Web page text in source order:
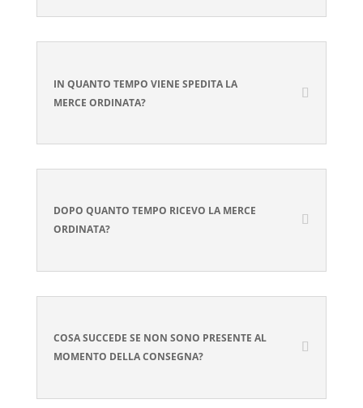
IN QUANTO TEMPO VIENE SPEDITA LA
MERCE ORDINATA?
DOPO QUANTO TEMPO RICEVO LA MERCE
ORDINATA?
COSA SUCCEDE SE NON SONO PRESENTE AL
MOMENTO DELLA CONSEGNA?